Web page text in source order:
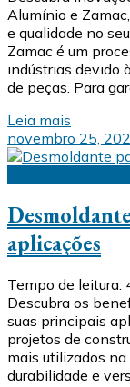
Alumínio e
e qualidade no
Zamac é um
indústrias devido
de peças. Para
Leia mais
novembro 25,
aplicações
Tempo de leitura:
Descubra os
suas principais
projetos de
mais utilizados
durabilidade e